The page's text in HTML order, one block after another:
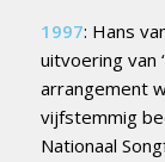
1997: Hans
uitvoering van
arrangement
vijfstemmig
Nationaal